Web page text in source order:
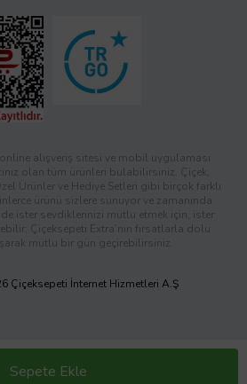
Sepete Ekle
alışveriş sitesi ve mobil uygulaması
olan tüm ürünleri bulabilirsiniz. Çiçek,
Ürünler ve Hediye Setleri gibi birçok farklı
ürünü sizlere sunuyor ve zamanında
de ister sevdiklerinizi mutlu etmek için, ister
Çiçeksepeti Extra’nın fırsatlarla dolu
mutlu bir gün geçirebilirsiniz.
Çiçeksepeti İnternet Hizmetleri A.Ş